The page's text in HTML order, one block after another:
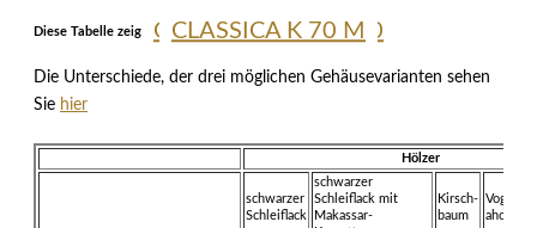
Diese Tabelle zeigt die verfügbaren Gestaltungsoptionen
Die Unterschiede, der drei möglichen Gehäusevarianten sehen
Sie hier
Hölzer
schwarzer
Schleiflack
schwarzer
Schleiflack mit
Makassar-
Kirsch-
baum
ahorn
Opus Secunda M 130
CLASSICA K 70 M